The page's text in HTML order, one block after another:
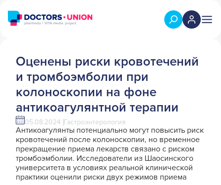
Оценены риски кровотечений
и тромбоэмболии при
колоноскопии на фоне
антикоагулянтной терапии
05.08.2024 Гастроэнтерология
Антикоагулянты потенциально могут повысить риск
кровотечений после колоноскопии, но временное
прекращение приема лекарств связано с риском
тромбоэмболии. Исследователи из Шаосинского
университета в условиях реальной клинической
практики оценили риски двух режимов приема